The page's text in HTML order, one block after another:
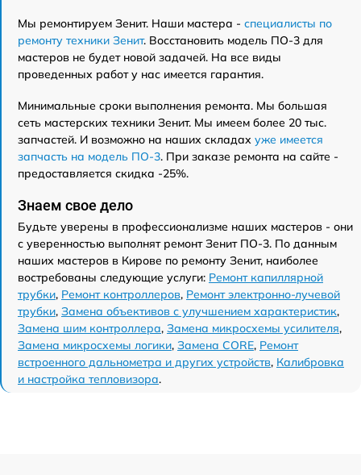
Мы ремонтируем Зенит. Наши мастера - специалисты по
ремонту техники Зенит. Восстановить модель ПО-3 для
мастеров не будет новой задачей. На все виды
проведенных работ у нас имеется гарантия.
Минимальные сроки выполнения ремонта. Мы большая
сеть мастерских техники Зенит. Мы имеем более 20 тыс.
запчастей. И возможно на наших складах уже имеется
запчасть на модель ПО-3. При заказе ремонта на сайте -
предоставляется скидка -25%.
Знаем свое дело
Будьте уверены в профессионализме наших мастеров - они
с уверенностью выполнят ремонт Зенит ПО-3. По данным
наших мастеров в Кирове по ремонту Зенит, наиболее
востребованы следующие услуги: Ремонт капиллярной
трубки, Ремонт контроллеров, Ремонт электронно-лучевой
трубки, Замена объективов с улучшением характеристик,
Замена шим контроллера, Замена микросхемы усилителя,
Замена микросхемы логики, Замена CORE, Ремонт
встроенного дальнометра и других устройств, Калибровка
и настройка тепловизора.